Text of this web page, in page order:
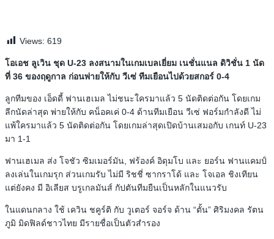
Views: 619
โอเอช ลูเวิน ชุด U-23 ลงสนามในเกมเบลเยี่ยม เนชั่นแนล ดิวิชั่น 1 นัด
ที่ 36 ของฤดูกาล ก่อนพ่ายให้กับ วีเซ่ ทีมเยือนไปด้วยสกอร์ 0-4
ลูกทีมของ เอ็ดดี้ ฟานเฮเมล ไม่ชนะใครมาแล้ว 5 นัดติดต่อกัน โดยเกม
ลีกนัดล่าสุด พ่ายให้กับ คน็อคเค่ 0-4 ด้านทีมเยือน วีเซ่ ฟอร์มกำลังดี ไม่
แพ้ใครมาแล้ว 5 นัดติดต่อกัน โดยเกมล่าสุดเปิดบ้านเสมอกับ เกนท์ U-23
มา 1-1
ฟานเฮเมล ส่ง โจชัว ซิมเมอร์มัน, ฟร้องค์​ อิดุมโบ และ ยอร์น ฟานแคมป์
ลงเล่นในเกมรุก ส่วนเกมรับ ไม่มี ริชชี่ ซากราโด้ และ โจเอล ชิงเทียน
แต่ยังคง มี อิเลียส บรูเกลมันส์ กัปตันทีมยืนเป็นหลักในแนวรับ
ในแดนกลาง ใช้ เควิน ชคูร์ติ กับ วูเตอร์ จอร์จ ด้าน “ตั้น” ศิริมงคล รัตน
ภูมิ มิดฟิลด์ชาวไทย มีรายชื่อเป็นตัวสำรอง